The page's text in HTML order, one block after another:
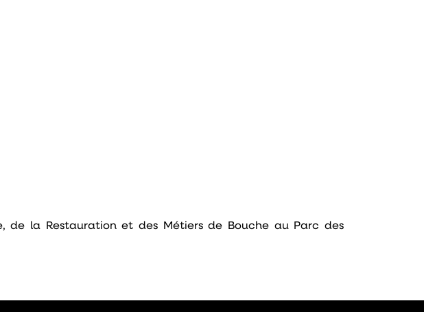
de la Restauration et des Métiers de Bouche au Parc des